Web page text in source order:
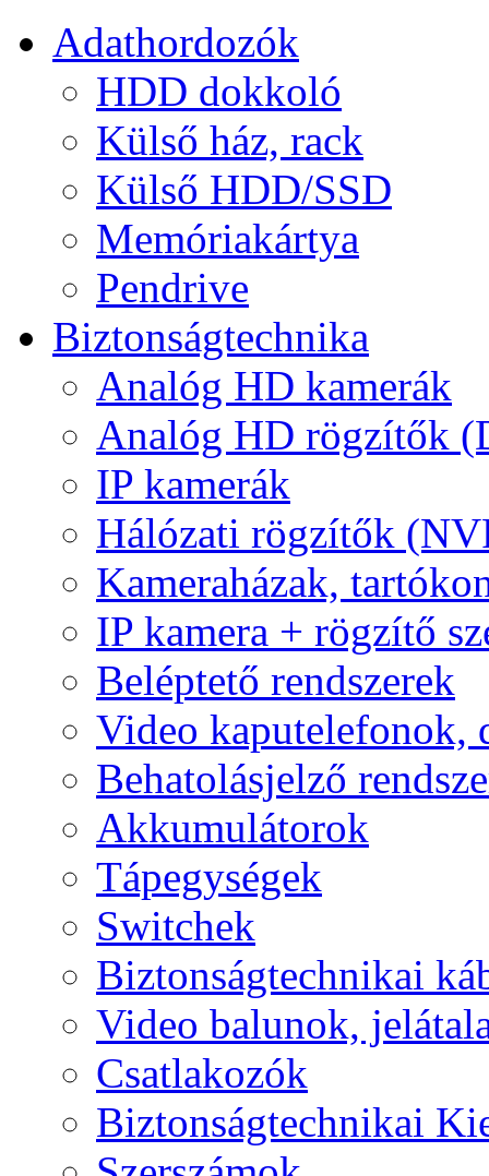
Adathordozók
HDD dokkoló
Külső ház, rack
Külső HDD/SSD
Memóriakártya
Pendrive
Biztonságtechnika
Analóg HD kamerák
Analóg HD rögzítők
IP kamerák
Hálózati rögzítők
Kameraházak,
IP kamera + rögzítő
Beléptető rendszerek
Video kaputelefonok,
Behatolásjelző
Akkumulátorok
Tápegységek
Switchek
Biztonságtechnikai
Video balunok,
Csatlakozók
Biztonságtechnikai